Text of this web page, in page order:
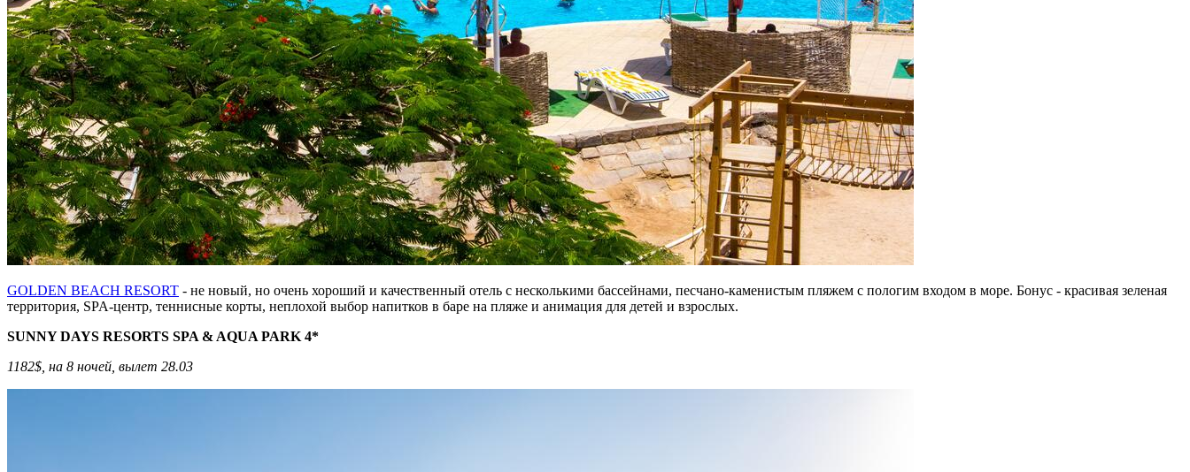
GOLDEN BEACH RESORT - не новый, но очень хороший и качественный отель с несколькими бассейнами, песчано-каменистым пляжем с пологим входом в море. Бонус - красивая зеленая
территория, SPA-центр, теннисные корты, неплохой выбор напитков в баре на пляже и анимация для детей и взрослых.
SUNNY DAYS RESORTS SPA & AQUA PARK 4*
1182$, на 8 ночей, вылет 28.03